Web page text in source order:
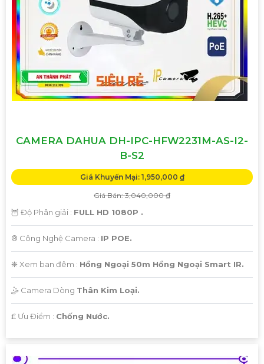
CAMERA DAHUA DH-IPC-HFW2231M-AS-I2-
B-S2
Giá Khuyến Mại: 1,950,000 ₫
Giá Bán: 3,040,000 ₫
🦉 Độ Phân giải : FULL HD 1080P .
®️ Công Nghệ Camera : IP POE.
❈ Xem ban đêm : Hồng Ngoại 50m Hồng Ngoại Smart IR.
🤹 Camera Dòng Thân Kim Loại.
️₤ Ưu Điểm : Chống Nước.